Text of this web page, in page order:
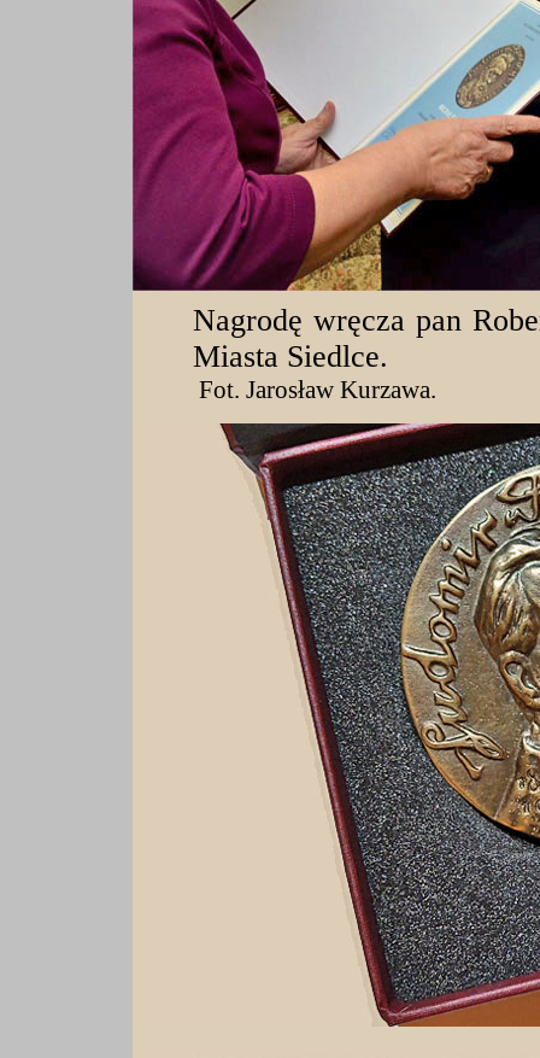
Nagrodę wręcza pan
Miasta Siedlce.
Fot. Jarosław Kurzawa.